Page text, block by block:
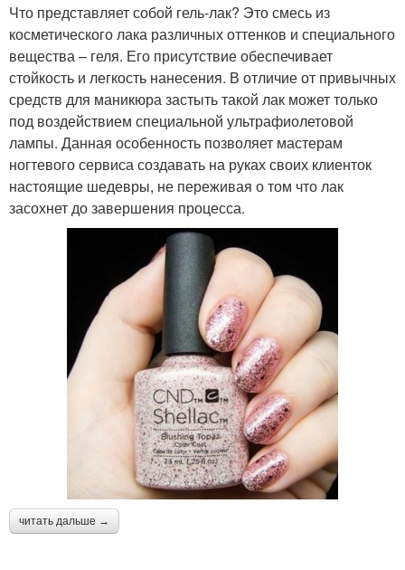
Что представляет собой гель-лак? Это смесь из
косметического лака различных оттенков и специального
вещества – геля. Его присутствие обеспечивает
стойкость и легкость нанесения. В отличие от привычных
средств для маникюра застыть такой лак может только
под воздействием специальной ультрафиолетовой
лампы. Данная особенность позволяет мастерам
ногтевого сервиса создавать на руках своих клиенток
настоящие шедевры, не переживая о том что лак
засохнет до завершения процесса.
читать дальше →